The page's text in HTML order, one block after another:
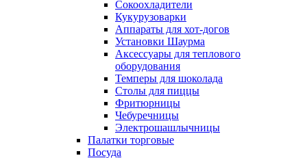
Сокоохладители
Кукурузоварки
Аппараты для хот-догов
Установки Шаурма
Аксессуары для теплового
оборудования
Темперы для шоколада
Столы для пиццы
Фритюрницы
Чебуречницы
Электрошашлычницы
Палатки торговые
Посуда